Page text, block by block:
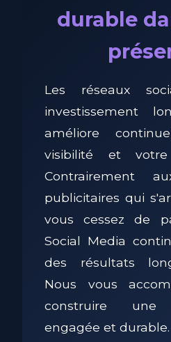
durable
Les réseaux
investissement
améliore
visibilité et votre
Contrairement
publicitaires qui
vous cessez de
Social Media
des résultats
Nous vous
construire une
engagée et durable.